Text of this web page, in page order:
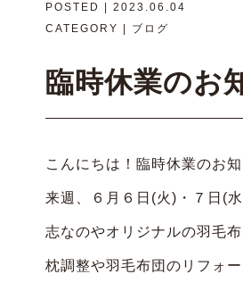
POSTED | 2023.06.04
CATEGORY | ブログ
臨時休業のお
こんにちは！臨時休業のお知
来週、６月６日(火)・７日(
志なのやオリジナルの羽毛
枕調整や羽毛布団のリフォ